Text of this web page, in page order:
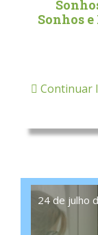
Sonhos
Continuar
24 de julho